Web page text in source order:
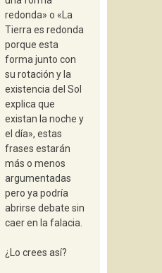
redonda» o «La
Tierra es redonda
porque esta
forma junto con
su rotación y la
existencia del Sol
explica que
existan la noche y
el día», estas
frases estarán
más o menos
argumentadas
pero ya podría
abrirse debate sin
caer en la falacia.
¿Lo crees así?